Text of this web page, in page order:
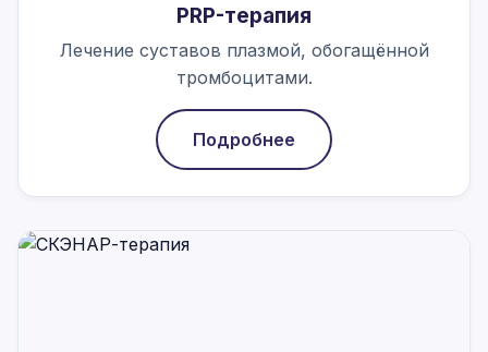
PRP-терапия
Лечение суставов плазмой, обогащённой
тромбоцитами.
Подробнее